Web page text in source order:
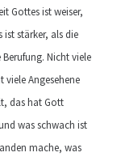
Gottes ist weiser,
ist stärker, als die
Nicht viele
viele Angesehene
das hat Gott
was schwach ist
mache, was